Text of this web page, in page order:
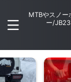
MTBやスノー
ー/